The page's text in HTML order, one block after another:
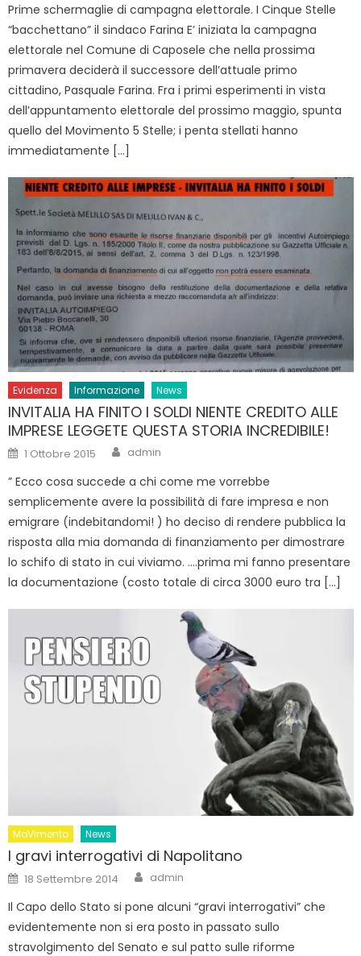
Prime schermaglie di campagna elettorale. I Cinque Stelle
“bacchettano” il sindaco Farina E’ iniziata la campagna
elettorale nel Comune di Caposele che nella prossima
primavera deciderà il successore dell’attuale primo
cittadino, Pasquale Farina. Fra i primi esperimenti in vista
dell’appuntamento elettorale del prossimo maggio, spunta
quello del Movimento 5 Stelle; i penta stellati hanno
immediatamente […]
Evidenza Informazione News
INVITALIA HA FINITO I SOLDI NIENTE CREDITO ALLE
IMPRESE LEGGETE QUESTA STORIA INCREDIBILE!
Posted
on
1 Ottobre 2015 Author
admin
” Ecco cosa succede a chi come me vorrebbe
semplicemente avere la possibilità di fare impresa e non
emigrare (indebitandomi! ) ho deciso di rendere pubblica la
risposta alla mia domanda di finanziamento per dimostrare
lo schifo di stato in cui viviamo. ….prima mi fanno presentare
la documentazione (costo totale di circa 3000 euro tra […]
MoVimento News
I gravi interrogativi di Napolitano
Posted
on
18 Settembre 2014 Author
admin
Il Capo dello Stato si pone alcuni “gravi interrogativi” che
evidentemente non si era posto in passato sullo
stravolgimento del Senato e sul patto sulle riforme